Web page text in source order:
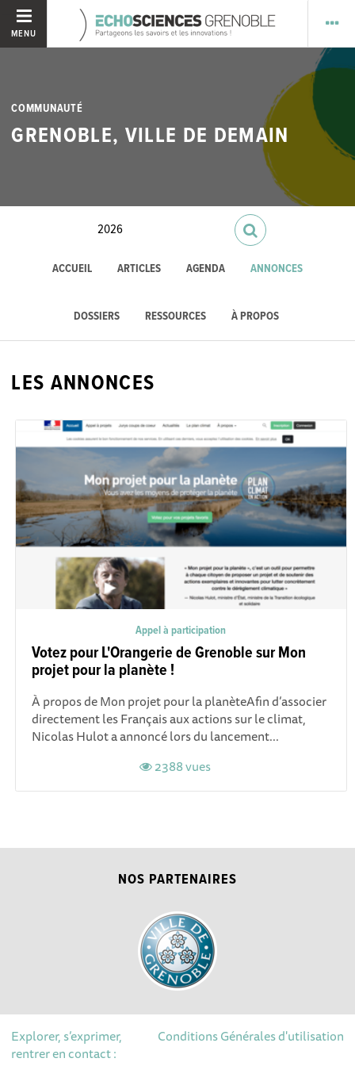
MENU
COMMUNAUTÉ
GRENOBLE, VILLE DE DEMAIN
ACCUEIL ARTICLES AGENDA ANNONCES
DOSSIERS RESSOURCES À PROPOS
LES ANNONCES
Appel à participation
Votez pour L'Orangerie de Grenoble sur Mon
projet pour la planète !
À propos de Mon projet pour la planèteAfin d’associer
directement les Français aux actions sur le climat,
Nicolas Hulot a annoncé lors du lancement...
2388 vues
NOS PARTENAIRES
Conditions Générales d'utilisation
Explorer, s’exprimer,
rentrer en contact :